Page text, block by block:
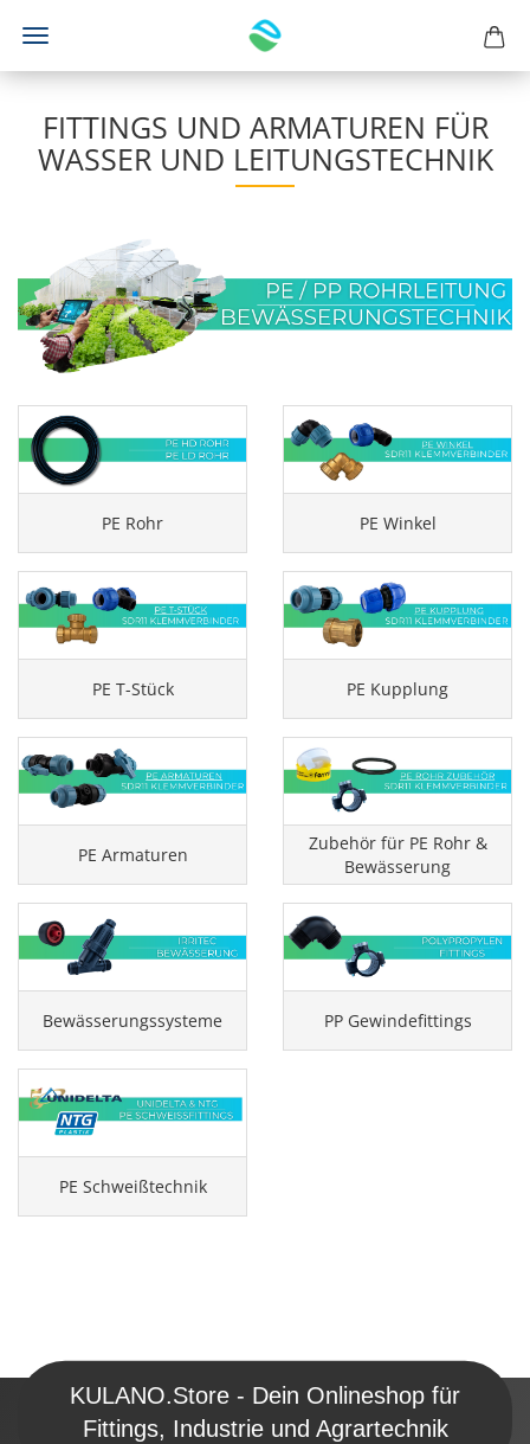
FITTINGS UND ARMATUREN FÜR
WASSER UND LEITUNGSTECHNIK
PE Rohr PE Winkel
PE T-Stück PE Kupplung
PE Armaturen
Zubehör für PE Rohr &
Bewässerung
Bewässerungssysteme PP Gewindefittings
PE Schweißtechnik
KULANO.Store - Dein Onlineshop für
Fittings, Industrie und Agrartechnik